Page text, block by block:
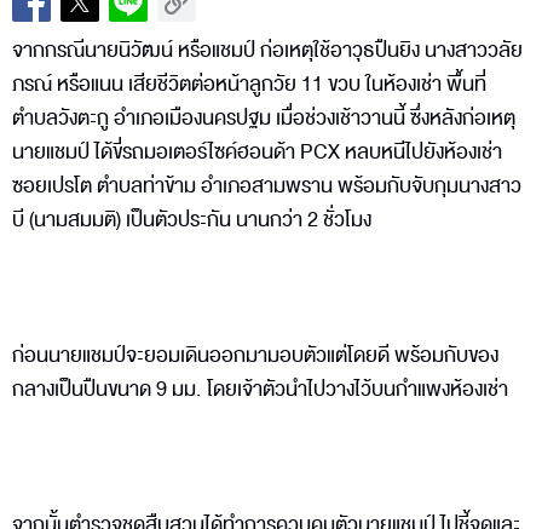
จากกรณีนายนิวัฒน์ หรือแชมป์ ก่อเหตุใช้อาวุธปืนยิง นางสาววลัย
ภรณ์ หรือแนน เสียชีวิตต่อหน้าลูกวัย 11 ขวบ ในห้องเช่า พื้นที่
ตำบลวังตะกู อำเภอเมืองนครปฐม เมื่อช่วงเช้าวานนี้ ซึ่งหลังก่อเหตุ
นายแชมป์ ได้ขี่รถมอเตอร์ไซค์ฮอนด้า PCX หลบหนีไปยังห้องเช่า
ซอยเปรโต ตำบลท่าข้าม อำเภอสามพราน พร้อมกับจับกุมนางสาว
บี (นามสมมติ) เป็นตัวประกัน นานกว่า 2 ชั่วโมง
ก่อนนายแชมป์จะยอมเดินออกมามอบตัวแต่โดยดี พร้อมกับของ
กลางเป็นปืนขนาด 9 มม. โดยเจ้าตัวนำไปวางไว้บนกำแพงห้องเช่า